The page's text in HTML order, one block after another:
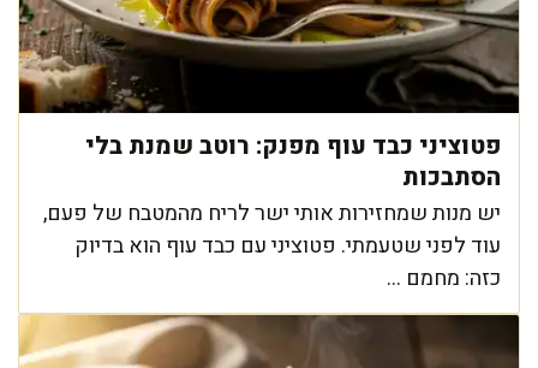
פטוציני כבד עוף מפנק: רוטב שמנת בלי
הסתבכות
יש מנות שמחזירות אותי ישר לריח מהמטבח של פעם,
עוד לפני שטעמתי. פטוציני עם כבד עוף הוא בדיוק
כזה: מחמם ...